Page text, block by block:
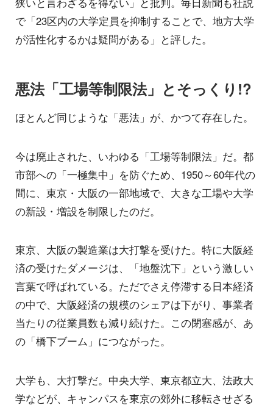
で「23区内の大学定員を抑制することで、地方大学
が活性化するかは疑問がある」と評した。
悪法「工場等制限法」とそっくり!?
ほとんど同じような「悪法」が、かつて存在した。
今は廃止された、いわゆる「工場等制限法」だ。都
市部への「一極集中」を防ぐため、1950～60年代の
間に、東京・大阪の一部地域で、大きな工場や大学
の新設・増設を制限したのだ。
東京、大阪の製造業は大打撃を受けた。特に大阪経
済の受けたダメージは、「地盤沈下」という激しい
言葉で呼ばれている。ただでさえ停滞する日本経済
の中で、大阪経済の規模のシェアは下がり、事業者
当たりの従業員数も減り続けた。この閉塞感が、あ
の「橋下ブーム」につながった。
大学も、大打撃だ。中央大学、東京都立大、法政大
学などが、キャンパスを東京の郊外に移転させざる